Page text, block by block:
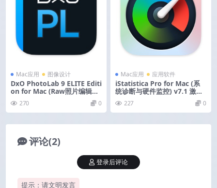
Mac应用 图像设计
DxO PhotoLab 9 ELITE Editi
on for Mac (Raw照片编辑器)
v9.0.1.21 激活版
270 0
Mac应用 应用软件
iStatistica Pro for Mac (系
统诊断与硬件监控) v7.1 激活
版 227 0
评论(2)
提示：请文明发言
登录后评论